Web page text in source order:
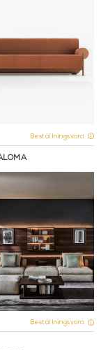
Beställningsvara
Beställningsvara